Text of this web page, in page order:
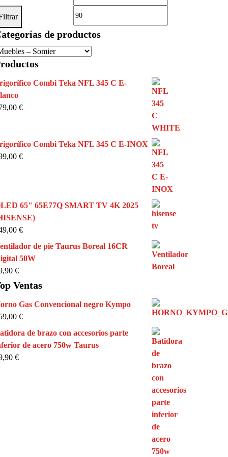
de productos
Combi Teka NFL 345 C E-
€
Combi Teka NFL 345 C E-INOX
€
65" 65E77Q SMART TV 4K 2025
€
de pie Taurus Boreal 16CR
50W
€
Ventas
Gas Convencional negro Kympo
€
de brazo con accesorios parte
de acero 750w Taurus
€